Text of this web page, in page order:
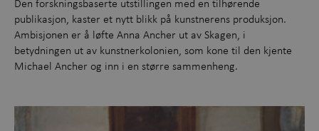
Den forskningsbaserte utstillingen med en tilhørende
publikasjon, kaster et nytt blikk på kunstnerens produksjon.
Ambisjonen er å løfte Anna Ancher ut av Skagen, i
betydningen ut av kunstnerkolonien, som kone til den kjente
Michael Ancher og inn i en større sammenheng.